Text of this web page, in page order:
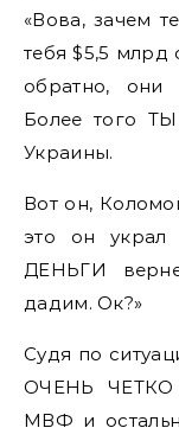
«Вова, зачем
тебя $5,5
обратно, они
Более того
Украины.
Вот он,
это он
ДЕНЬГИ
дадим. Ок?»
Судя по
ОЧЕНЬ ЧЕТКО
МВФ и